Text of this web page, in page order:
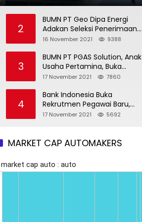
2
BUMN PT Geo Dipa Energi
Adakan Seleksi Penerimaan
Pegawai Baru
16 November 2021 9388
3
BUMN PT PGAS Solution, Anak
Usaha Pertamina, Buka
Rekrutmen Pegawai Baru
17 November 2021 7860
4
Bank Indonesia Buka
Rekrutmen Pegawai Baru,
Tersedia 37 Posisi
17 November 2021 5692
MARKET CAP AUTOMAKERS